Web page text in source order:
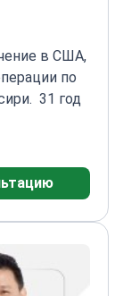
в США,
по
31 год
и